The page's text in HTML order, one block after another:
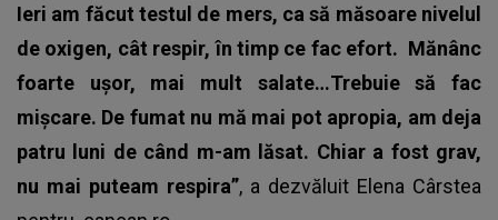
Ieri am făcut testul de mers, ca să măsoare nivelul
de oxigen, cât respir, în timp ce fac efort. Mănânc
foarte ușor, mai mult salate…Trebuie să fac
mișcare. De fumat nu mă mai pot apropia, am deja
patru luni de când m-am lăsat. Chiar a fost grav,
nu mai puteam respira”, a dezvăluit Elena Cârstea